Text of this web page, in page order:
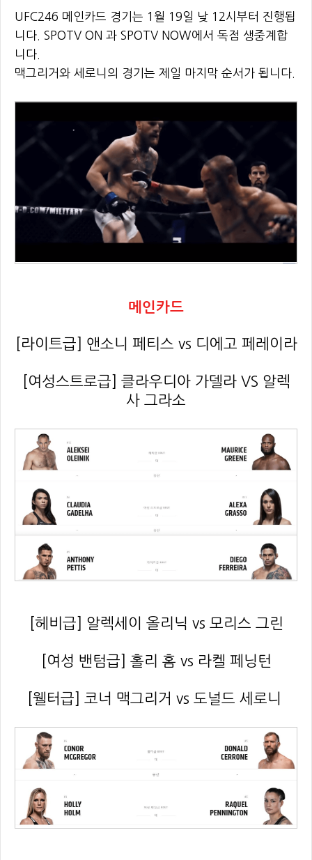
UFC246 메인카드 경기는 1월 19일 낮 12시부터 진행됩
니다. SPOTV ON 과 SPOTV NOW에서 독점 생중계합
니다.
맥그리거와 세로니의 경기는 제일 마지막 순서가 됩니다.
메인카드
[라이트급] 앤소니 페티스 vs 디에고 페레이라
[여성스트로급] 클라우디아 가델라 VS 알렉
사 그라소
[헤비급] 알렉세이 올리닉 vs 모리스 그린
[여성 밴텀급] 홀리 홈 vs 라켈 페닝턴
[웰터급] 코너 맥그리거 vs 도널드 세로니